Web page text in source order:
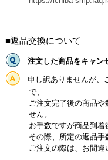
■返品交換について
注文した商品をキャン
申し訳ありませんが、
で、
ご注文完了後の商品や
せん。
お手数ですが商品到着
その際、所定の返品手
ご注文の際は、お間違